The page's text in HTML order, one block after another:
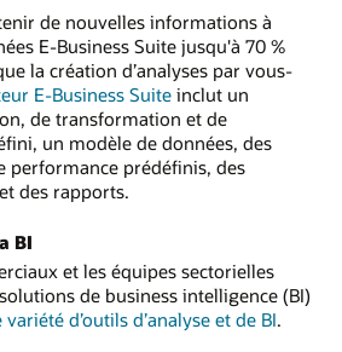
de nouvelles informations à
E-Business Suite jusqu'à 70 %
la création d’analyses par vous-
E-Business Suiteinclut un
de transformation et de
un modèle de données, des
performance prédéfinis, des
des rapports.
BI
et les équipes sectorielles
de business intelligence (BI)
d’outils d’analyse et de BI.